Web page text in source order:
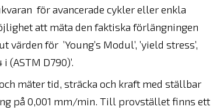
för avancerade cykler eller enkla
att mäta den faktiska förlängningen
för ’Young’s Modul’, ’yield stress’,
(ASTM D790)’.
mäter tid, sträcka och kraft med ställbar
på 0,001 mm/min. Till provstället finns ett